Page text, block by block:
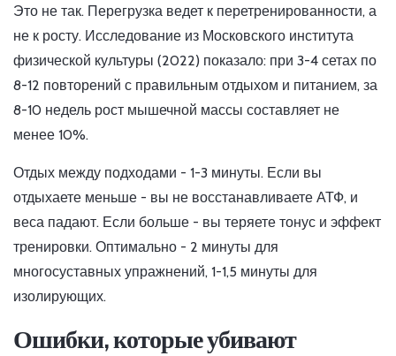
Это не так. Перегрузка ведет к перетренированности, а
не к росту. Исследование из Московского института
физической культуры (2022) показало: при 3-4 сетах по
8-12 повторений с правильным отдыхом и питанием, за
8-10 недель рост мышечной массы составляет не
менее 10%.
Отдых между подходами - 1-3 минуты. Если вы
отдыхаете меньше - вы не восстанавливаете АТФ, и
веса падают. Если больше - вы теряете тонус и эффект
тренировки. Оптимально - 2 минуты для
многосуставных упражнений, 1-1,5 минуты для
изолирующих.
Ошибки, которые убивают